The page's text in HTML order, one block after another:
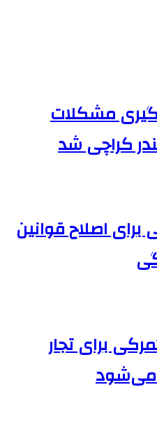
مشکلات
کراچی شد
اصلاح قوانین
برای تجار
می‌شود